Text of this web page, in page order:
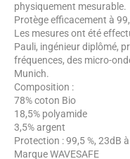
physiquement mesurable.
Protège efficacement à
Les mesures ont été
Pauli, ingénieur diplômé,
fréquences, des micro-
Munich.
Composition :
78% coton Bio
18,5% polyamide
3,5% argent
Protection : 99,5 %, 23dB
Marque WAVESAFE